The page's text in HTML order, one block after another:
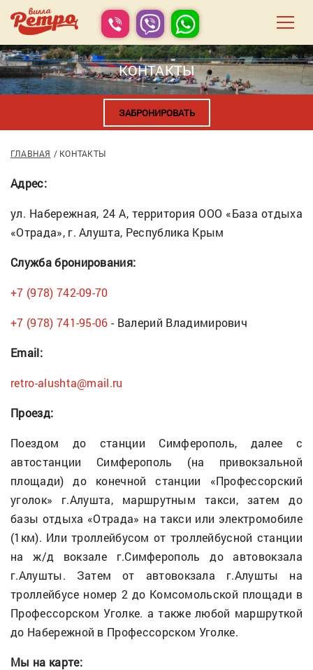
КОНТАКТЫ
ЗАБРОНИРОВАТЬ
ГЛАВНАЯ КОНТАКТЫ
Адрес:
ул. Набережная, 24 А, территория ООО «База отдыха
«Отрада», г. Алушта, Республика Крым
Служба бронирования:
+7 (978) 742-09-70
+7 (978) 741-95-06 - Валерий Владимирович
Email:
retro-alushta@mail.ru
Проезд:
Поездом до станции Симферополь, далее с
автостанции Симферополь (на привокзальной
площади) до конечной станции «Профессорский
уголок» г.Алушта, маршрутным такси, затем до
базы отдыха «Отрада» на такси или электромобиле
(1км). Или троллейбусом от троллейбусной станции
на ж/д вокзале г.Симферополь до автовокзала
г.Алушты. Затем от автовокзала г.Алушты на
троллейбусе номер 2 до Комсомольской площади в
Профессорском Уголке. а также любой маршруткой
до Набережной в Профессорском Уголке.
Мы на карте: